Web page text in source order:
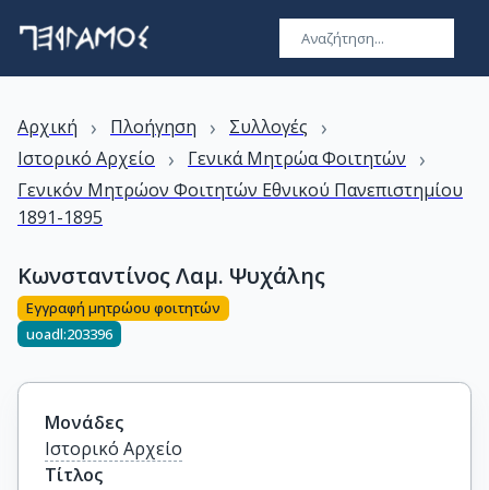
Αρχική › Πλοήγηση › Συλλογές ›
Ιστορικό Αρχείο › Γενικά Μητρώα Φοιτητών ›
Γενικόν Μητρώον Φοιτητών Εθνικού Πανεπιστημίου
1891-1895
Κωνσταντίνος Λαμ. Ψυχάλης
Εγγραφή μητρώου φοιτητών
uoadl:203396
Μονάδες
Ιστορικό Αρχείο
Τίτλος